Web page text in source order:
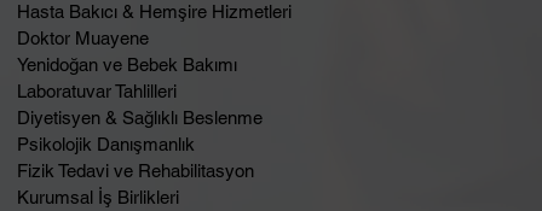
Hasta Bakıcı & Hemşire Hizmetleri
Doktor Muayene
Yenidoğan ve Bebek Bakımı
Laboratuvar Tahlilleri
Diyetisyen & Sağlıklı Beslenme
Psikolojik Danışmanlık
Fizik Tedavi ve Rehabilitasyon
Kurumsal İş Birlikleri